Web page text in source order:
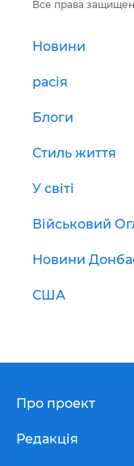
Все права
Новини
расія
Блоги
Стиль життя
У світі
Військовий
Новини
США
Про проект
Редакція